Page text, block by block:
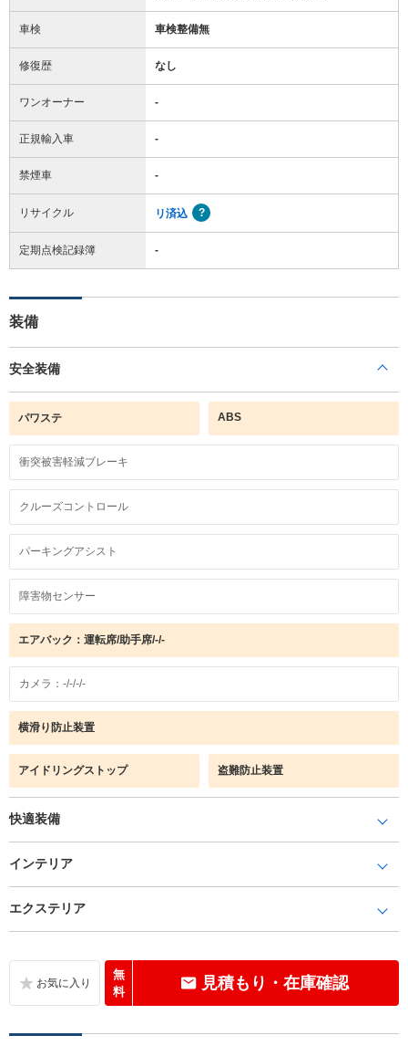
車検 車検整備無
修復歴 なし
ワンオーナー -
正規輸入車 -
禁煙車 -
リサイクル リ済込
定期点検記録簿 -
装備
安全装備
パワステ ABS
衝突被害軽減ブレーキ
クルーズコントロール
パーキングアシスト
障害物センサー
エアバック：運転席/助手席/-/-
カメラ：-/-/-/-
横滑り防止装置
アイドリングストップ 盗難防止装置
快適装備
インテリア
エクステリア
無
料
見積もり・在庫確認